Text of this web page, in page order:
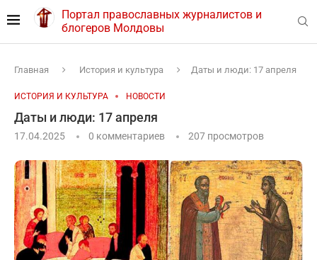
Портал православных журналистов и
блогеров Молдовы
Главная История и культура Даты и люди: 17 апреля
ИСТОРИЯ И КУЛЬТУРА НОВОСТИ
Даты и люди: 17 апреля
17.04.2025 0 комментариев 207 просмотров